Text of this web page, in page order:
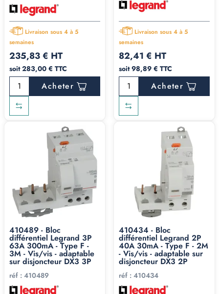
Livraison sous 4 à 5
semaines
235,83 € HT
soit 283,00 € TTC
Acheter
Livraison sous 4 à 5
semaines
82,41 € HT
soit 98,89 € TTC
Acheter
410489 - Bloc
différentiel Legrand 3P
63A 300mA - Type F -
3M - Vis/vis - adaptable
sur disjoncteur DX3 3P
réf : 410489
410434 - Bloc
différentiel Legrand 2P
40A 30mA - Type F - 2M
- Vis/vis - adaptable sur
disjoncteur DX3 2P
réf : 410434